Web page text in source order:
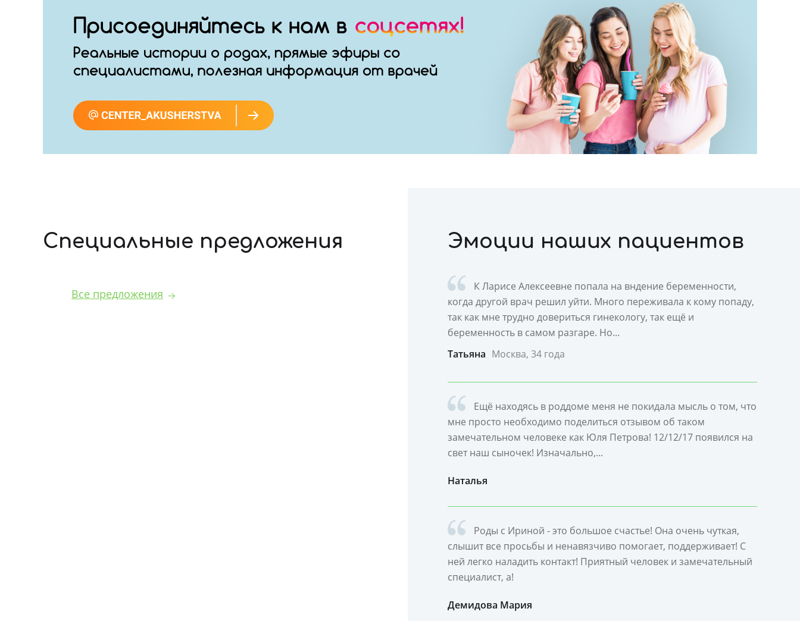
Специальные предложения
Все предложения
Эмоции наших пациентов
К Ларисе Алексеевне попала на вндение беременности,
когда другой врач решил уйти. Много переживала к кому попаду,
так как мне трудно довериться гинекологу, так ещё и
беременность в самом разгаре. Но...
Татьяна Москва, 34 года
Ещё находясь в роддоме меня не покидала мысль о том, что
мне просто необходимо поделиться отзывом об таком
замечательном человеке как Юля Петрова! 12/12/17 появился на
свет наш сыночек! Изначально,...
Наталья
Роды с Ириной - это большое счастье! Она очень чуткая,
слышит все просьбы и ненавязчиво помогает, поддерживает! С
ней легко наладить контакт! Приятный человек и замечательный
специалист, а!
Демидова Мария